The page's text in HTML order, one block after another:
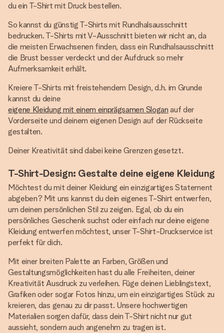
du ein T-Shirt mit Druck bestellen.
So kannst du günstig T-Shirts mit Rundhalsausschnitt
bedrucken. T-Shirts mit V-Ausschnitt bieten wir nicht an, da
die meisten Erwachsenen finden, dass ein Rundhalsausschnitt
die Brust besser verdeckt und der Aufdruck so mehr
Aufmerksamkeit erhält.
Kreiere T-Shirts mit freistehendem Design, d.h. im Grunde
kannst du deine
eigene Kleidung mit einem einprägsamen Slogan auf der
Vorderseite und deinem eigenen Design auf der Rückseite
gestalten.
Deiner Kreativität sind dabei keine Grenzen gesetzt.
T-Shirt-Design: Gestalte deine eigene Kleidung
Möchtest du mit deiner Kleidung ein einzigartiges Statement
abgeben? Mit uns kannst du dein eigenes T-Shirt entwerfen,
um deinen persönlichen Stil zu zeigen. Egal, ob du ein
persönliches Geschenk suchst oder einfach nur deine eigene
Kleidung entwerfen möchtest, unser T-Shirt-Druckservice ist
perfekt für dich.
Mit einer breiten Palette an Farben, Größen und
Gestaltungsmöglichkeiten hast du alle Freiheiten, deiner
Kreativität Ausdruck zu verleihen. Füge deinen Lieblingstext,
Grafiken oder sogar Fotos hinzu, um ein einzigartiges Stück zu
kreieren, das genau zu dir passt. Unsere hochwertigen
Materialien sorgen dafür, dass dein T-Shirt nicht nur gut
aussieht, sondern auch angenehm zu tragen ist.